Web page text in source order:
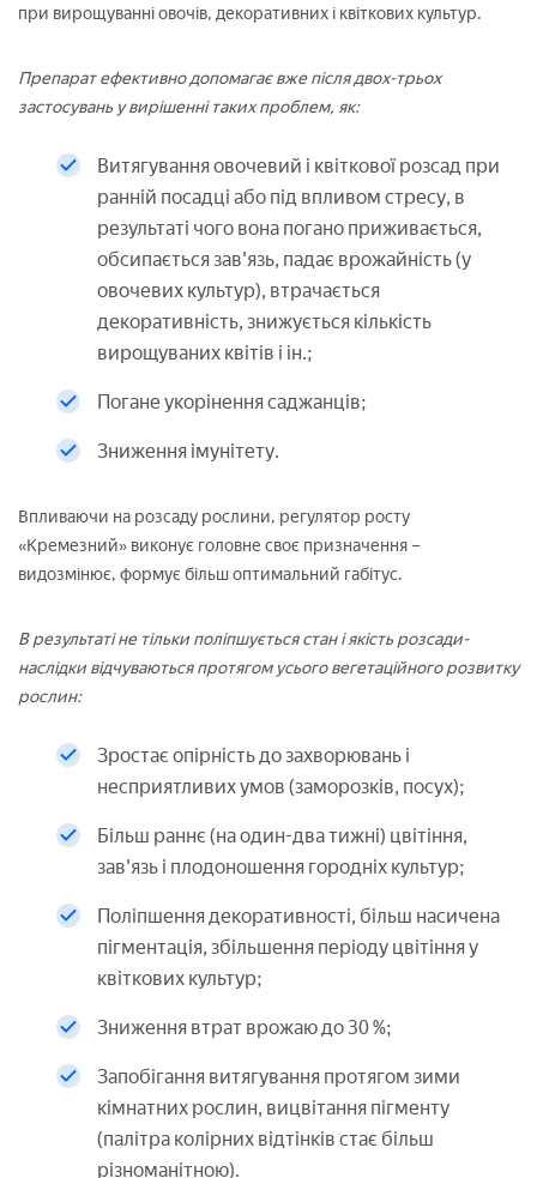
при вирощуванні овочів, декоративних і квіткових культур.
Препарат ефективно допомагає вже після двох-трьох
застосувань у вирішенні таких проблем, як:
Витягування овочевий і квіткової розсад при
ранній посадці або під впливом стресу, в
результаті чого вона погано приживається,
обсипається зав'язь, падає врожайність (у
овочевих культур), втрачається
декоративність, знижується кількість
вирощуваних квітів і ін.;
Погане укорінення саджанців;
Зниження імунітету.
Впливаючи на розсаду рослини, регулятор росту
«Кремезний» виконує головне своє призначення –
видозмінює, формує більш оптимальний габітус.
В результаті не тільки поліпшується стан і якість розсади-
наслідки відчуваються протягом усього вегетаційного розвитку
рослин:
Зростає опірність до захворювань і
несприятливих умов (заморозків, посух);
Більш раннє (на один-два тижні) цвітіння,
зав'язь і плодоношення городніх культур;
Поліпшення декоративності, більш насичена
пігментація, збільшення періоду цвітіння у
квіткових культур;
Зниження втрат врожаю до 30 %;
Запобігання витягування протягом зими
кімнатних рослин, вицвітання пігменту
(палітра колірних відтінків стає більш
різноманітною).